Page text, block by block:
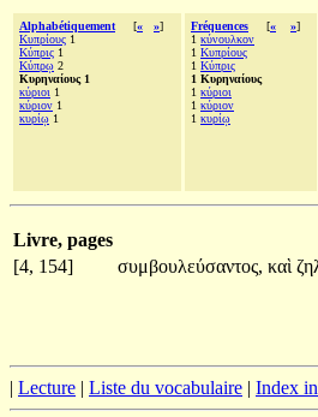
Alphabétiquement [« »]
Κυπρίους 1
Κύπρις 1
Κύπρῳ 2
Κυρηναίους 1
κύριοι 1
κύριον 1
κυρίῳ 1
Fréquences [« »]
1 κύνουλκον
1 Κυπρίους
1 Κύπρις
1 Κυρηναίους
1 κύριοι
1 κύριον
1 κυρίῳ
Livre, pages
[4, 154]
συμβουλεύσαντος, καὶ
| Lecture | Liste du vocabulaire | Index